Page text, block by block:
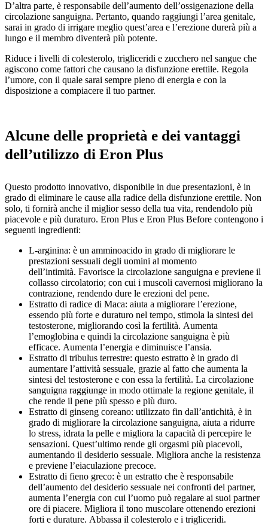
D’altra parte, è responsabile dell’aumento dell’ossigenazione della
circolazione sanguigna. Pertanto, quando raggiungi l’area genitale,
sarai in grado di irrigare meglio quest’area e l’erezione durerà più a
lungo e il membro diventerà più potente.
Riduce i livelli di colesterolo, trigliceridi e zucchero nel sangue che
agiscono come fattori che causano la disfunzione erettile. Regola
l’umore, con il quale sarai sempre pieno di energia e con la
disposizione a compiacere il tuo partner.
Alcune delle proprietà e dei vantaggi
dell’utilizzo di Eron Plus
Questo prodotto innovativo, disponibile in due presentazioni, è in
grado di eliminare le cause alla radice della disfunzione erettile. Non
solo, ti fornirà anche il miglior sesso della tua vita, rendendolo più
piacevole e più duraturo. Eron Plus e Eron Plus Before contengono i
seguenti ingredienti:
L-arginina: è un amminoacido in grado di migliorare le
prestazioni sessuali degli uomini al momento
dell’intimità. Favorisce la circolazione sanguigna e previene il
collasso circolatorio; con cui i muscoli cavernosi migliorano la
contrazione, rendendo dure le erezioni del pene.
Estratto di radice di Maca: aiuta a migliorare l’erezione,
essendo più forte e duraturo nel tempo, stimola la sintesi dei
testosterone, migliorando così la fertilità. Aumenta
l’emoglobina e quindi la circolazione sanguigna è più
efficace. Aumenta l’energia e diminuisce l’ansia.
Estratto di tribulus terrestre: questo estratto è in grado di
aumentare l’attività sessuale, grazie al fatto che aumenta la
sintesi del testosterone e con essa la fertilità. La circolazione
sanguigna raggiunge in modo ottimale la regione genitale, il
che rende il pene più spesso e più duro.
Estratto di ginseng coreano: utilizzato fin dall’antichità, è in
grado di migliorare la circolazione sanguigna, aiuta a ridurre
lo stress, idrata la pelle e migliora la capacità di percepire le
sensazioni. Quest’ultimo rende gli orgasmi più piacevoli,
aumentando il desiderio sessuale. Migliora anche la resistenza
e previene l’eiaculazione precoce.
Estratto di fieno greco: è un estratto che è responsabile
dell’aumento del desiderio sessuale nei confronti del partner,
aumenta l’energia con cui l’uomo può regalare ai suoi partner
ore di piacere. Migliora il tono muscolare ottenendo erezioni
forti e durature. Abbassa il colesterolo e i trigliceridi.